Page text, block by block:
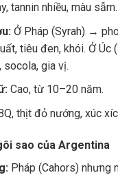
tannin nhiều, màu sẫm.
Ở Pháp (Syrah) →
tiêu đen, khói. Ở
socola, gia vị.
Cao, từ 10–20 năm.
thịt đỏ nướng, xúc
sao của Argentina
Pháp (Cahors) nhưng